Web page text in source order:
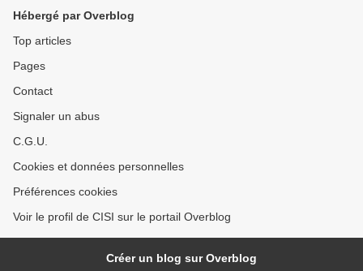
Hébergé par Overblog
Top articles
Pages
Contact
Signaler un abus
C.G.U.
Cookies et données personnelles
Préférences cookies
Voir le profil de CISI sur le portail Overblog
Créer un blog sur Overblog